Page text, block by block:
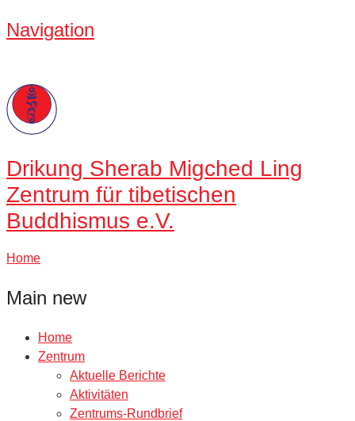
Navigation
Drikung Sherab Migched Ling
Zentrum für tibetischen
Buddhismus e.V.
Home
Main new
Home
Zentrum
Aktuelle Berichte
Aktivitäten
Zentrums-Rundbrief